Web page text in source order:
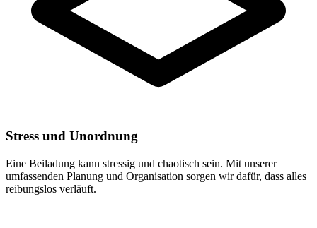
Stress und Unordnung
Eine Beiladung kann stressig und chaotisch sein. Mit unserer
umfassenden Planung und Organisation sorgen wir dafür, dass alles
reibungslos verläuft.